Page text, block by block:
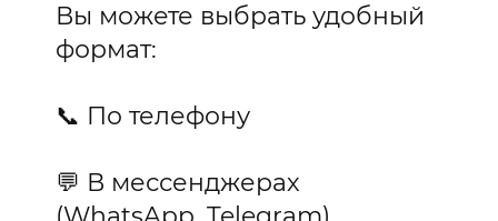
Вы можете выбрать удобный
формат:
📞 По телефону
💬 В мессенджерах